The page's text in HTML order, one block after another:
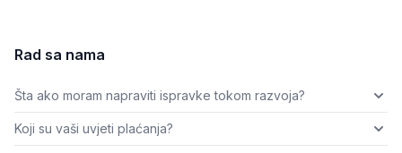
Rad sa nama
Šta ako moram napraviti ispravke tokom razvoja?
Koji su vaši uvjeti plaćanja?